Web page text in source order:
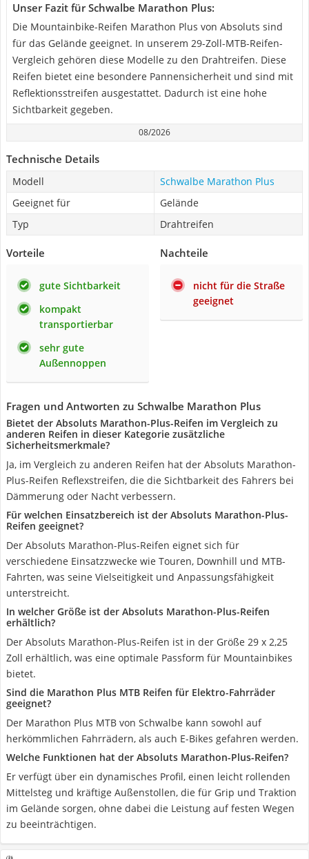
Unser Fazit für Schwalbe Marathon Plus:
Die Mountainbike-Reifen Marathon Plus von Absoluts sind
für das Gelände geeignet. In unserem 29-Zoll-MTB-Reifen-
Vergleich gehören diese Modelle zu den Drahtreifen. Diese
Reifen bietet eine besondere Pannensicherheit und sind mit
Reflektionsstreifen ausgestattet. Dadurch ist eine hohe
Sichtbarkeit gegeben.
08/2026
Technische Details
Modell
Schwalbe Marathon Plus
Geeignet für
Gelände
Typ
Drahtreifen
Vorteile
gute Sichtbarkeit
kompakt
transportierbar
sehr gute
Außennoppen
Nachteile
nicht für die Straße
geeignet
Fragen und Antworten zu Schwalbe Marathon Plus
Bietet der Absoluts Marathon-Plus-Reifen im Vergleich zu
anderen Reifen in dieser Kategorie zusätzliche
Sicherheitsmerkmale?
Ja, im Vergleich zu anderen Reifen hat der Absoluts Marathon-
Plus-Reifen Reflexstreifen, die die Sichtbarkeit des Fahrers bei
Dämmerung oder Nacht verbessern.
Für welchen Einsatzbereich ist der Absoluts Marathon-Plus-
Reifen geeignet?
Der Absoluts Marathon-Plus-Reifen eignet sich für
verschiedene Einsatzzwecke wie Touren, Downhill und MTB-
Fahrten, was seine Vielseitigkeit und Anpassungsfähigkeit
unterstreicht.
In welcher Größe ist der Absoluts Marathon-Plus-Reifen
erhältlich?
Der Absoluts Marathon-Plus-Reifen ist in der Größe 29 x 2,25
Zoll erhältlich, was eine optimale Passform für Mountainbikes
bietet.
Sind die Marathon Plus MTB Reifen für Elektro-Fahrräder
geeignet?
Der Marathon Plus MTB von Schwalbe kann sowohl auf
herkömmlichen Fahrrädern, als auch E-Bikes gefahren werden.
Welche Funktionen hat der Absoluts Marathon-Plus-Reifen?
Er verfügt über ein dynamisches Profil, einen leicht rollenden
Mittelsteg und kräftige Außenstollen, die für Grip und Traktion
im Gelände sorgen, ohne dabei die Leistung auf festen Wegen
zu beeinträchtigen.